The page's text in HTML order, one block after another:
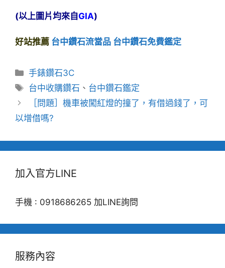
(以上圖片均來自GIA)
好站推薦 台中鑽石流當品 台中鑽石免費鑑定
分
類
手錶鑽石3C
標
籤
台中收購鑽石 、 台中鑽石鑑定
［問題］機車被闖紅燈的撞了，有借過錢了，可
以增借嗎?
加入官方LINE
手機 : 0918686265 加LINE詢問
服務內容